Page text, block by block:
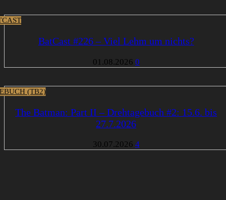
BatCast #226 – Viel Lehm um nichts?
01.08.2026 0
(TB2)
The Batman: Part II – Drehtagebuch #2: 15.6. bis
27.7.2026
30.07.2026 4